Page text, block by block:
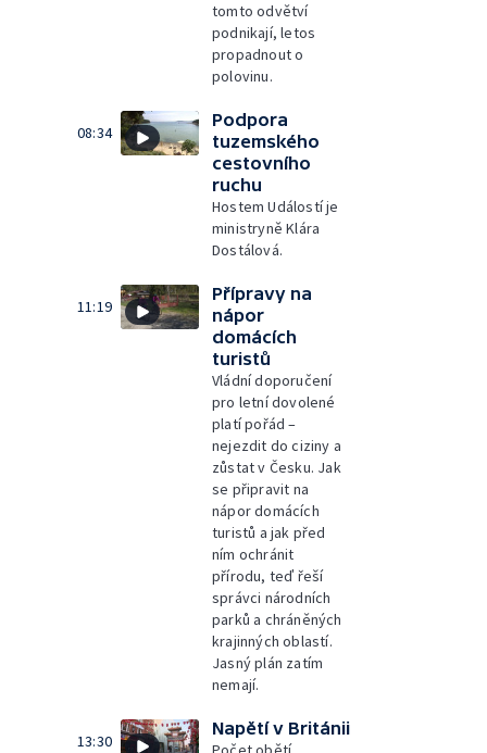
tomto odvětví
podnikají, letos
propadnout o
polovinu.
08:34
Podpora
tuzemského
cestovního
ruchu
Hostem Událostí je
ministryně Klára
Dostálová.
11:19
Přípravy na
nápor
domácích
turistů
Vládní doporučení
pro letní dovolené
platí pořád –
nejezdit do ciziny a
zůstat v Česku. Jak
se připravit na
nápor domácích
turistů a jak před
ním ochránit
přírodu, teď řeší
správci národních
parků a chráněných
krajinných oblastí.
Jasný plán zatím
nemají.
13:30
Napětí v Británii